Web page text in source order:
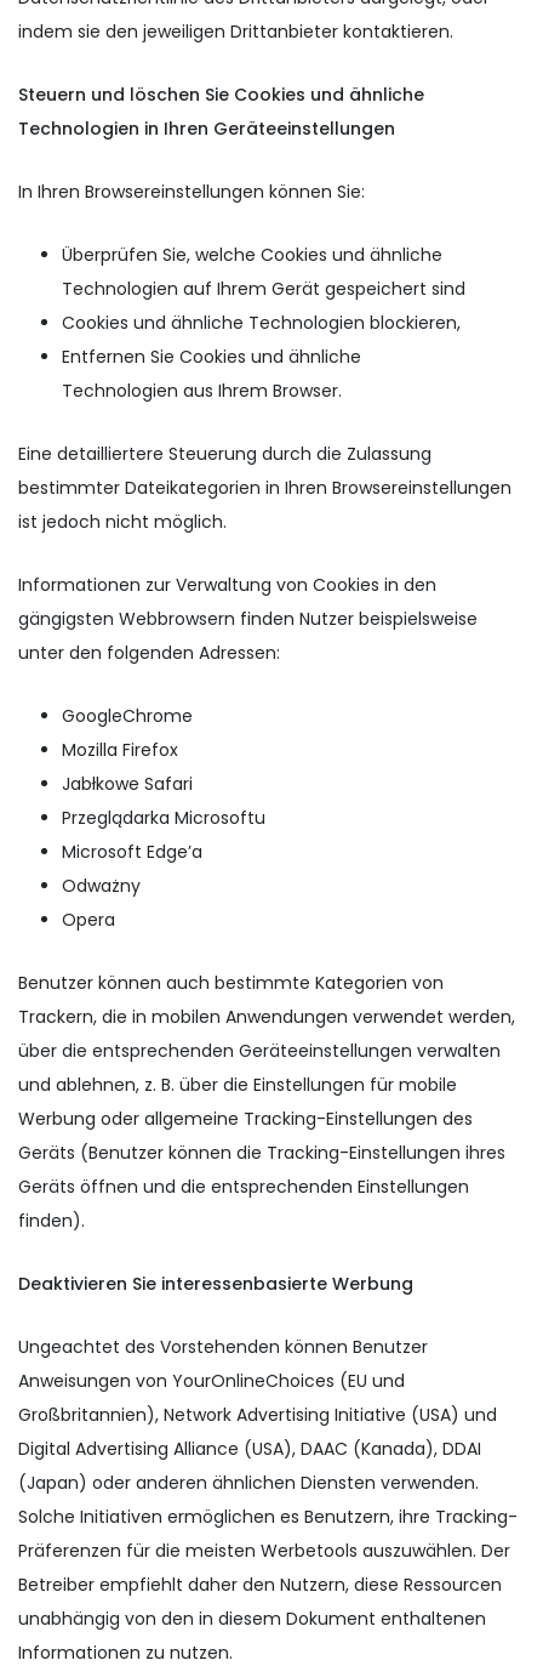
indem sie den jeweiligen Drittanbieter kontaktieren.
Steuern und löschen Sie Cookies und ähnliche
Technologien in Ihren Geräteeinstellungen
In Ihren Browsereinstellungen können Sie:
Überprüfen Sie, welche Cookies und ähnliche
Technologien auf Ihrem Gerät gespeichert sind
Cookies und ähnliche Technologien blockieren,
Entfernen Sie Cookies und ähnliche
Technologien aus Ihrem Browser.
Eine detailliertere Steuerung durch die Zulassung
bestimmter Dateikategorien in Ihren Browsereinstellungen
ist jedoch nicht möglich.
Informationen zur Verwaltung von Cookies in den
gängigsten Webbrowsern finden Nutzer beispielsweise
unter den folgenden Adressen:
GoogleChrome
Mozilla Firefox
Jabłkowe Safari
Przeglądarka Microsoftu
Microsoft Edge’a
Odważny
Opera
Benutzer können auch bestimmte Kategorien von
Trackern, die in mobilen Anwendungen verwendet werden,
über die entsprechenden Geräteeinstellungen verwalten
und ablehnen, z. B. über die Einstellungen für mobile
Werbung oder allgemeine Tracking-Einstellungen des
Geräts (Benutzer können die Tracking-Einstellungen ihres
Geräts öffnen und die entsprechenden Einstellungen
finden).
Deaktivieren Sie interessenbasierte Werbung
Ungeachtet des Vorstehenden können Benutzer
Anweisungen von YourOnlineChoices (EU und
Großbritannien), Network Advertising Initiative (USA) und
Digital Advertising Alliance (USA), DAAC (Kanada), DDAI
(Japan) oder anderen ähnlichen Diensten verwenden.
Solche Initiativen ermöglichen es Benutzern, ihre Tracking-
Präferenzen für die meisten Werbetools auszuwählen. Der
Betreiber empfiehlt daher den Nutzern, diese Ressourcen
unabhängig von den in diesem Dokument enthaltenen
Informationen zu nutzen.